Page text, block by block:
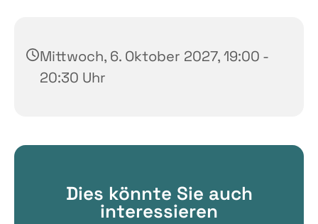
Mittwoch, 6. Oktober 2027, 19:00 -
20:30 Uhr
Dies könnte Sie auch
interessieren